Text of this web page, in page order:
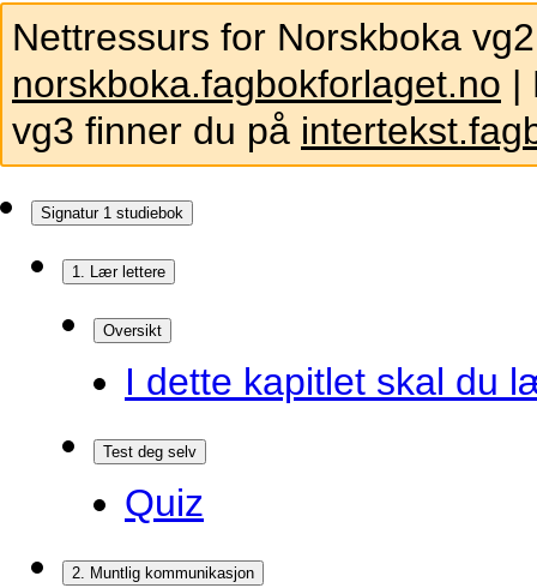
Nettressurs for Norskboka
norskboka.fagbokforlaget.no |
vg3 finner du på
Signatur 1 studiebok
1. Lær lettere
Oversikt
I dette kapitlet skal du
Test deg selv
Quiz
2. Muntlig kommunikasjon